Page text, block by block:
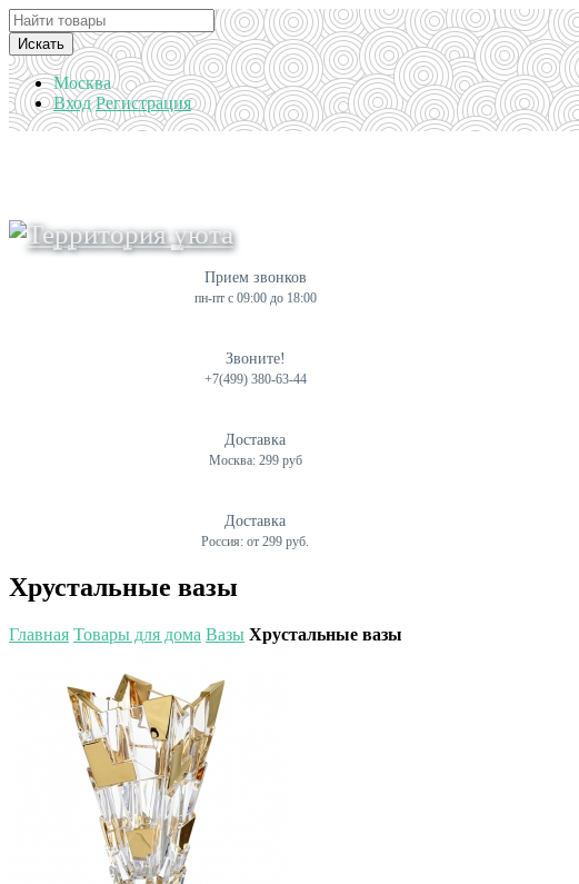
Искать
Москва
Вход Регистрация
Прием звонков
пн-пт с 09:00 до 18:00
Звоните!
+7(499) 380-63-44
Доставка
Москва: 299 руб
Доставка
Россия: от 299 руб.
Хрустальные вазы
Главная Товары для дома Вазы Хрустальные вазы